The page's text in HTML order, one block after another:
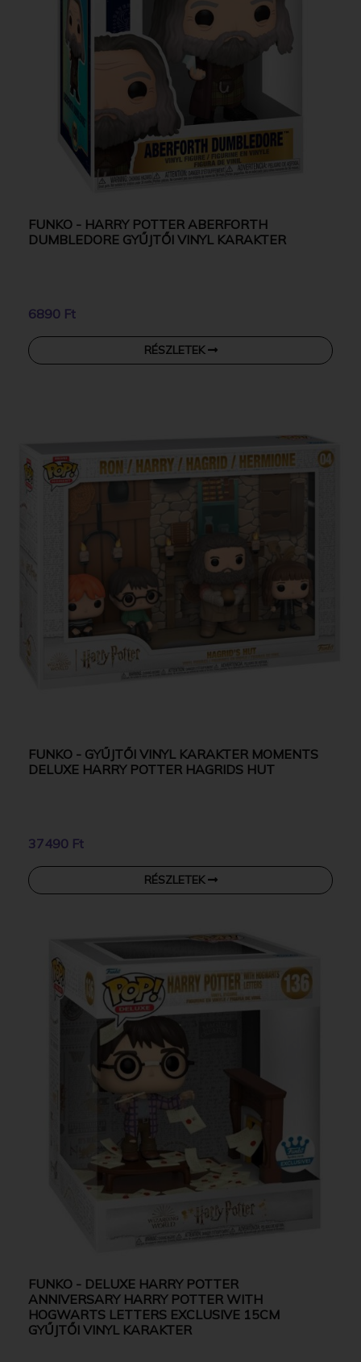
FUNKO - HARRY POTTER ABERFORTH
DUMBLEDORE GYŰJTŐI VINYL KARAKTER
6890 Ft
RÉSZLETEK
FUNKO - GYŰJTŐI VINYL KARAKTER MOMENTS
DELUXE HARRY POTTER HAGRIDS HUT
37490 Ft
RÉSZLETEK
FUNKO - DELUXE HARRY POTTER
ANNIVERSARY HARRY POTTER WITH
HOGWARTS LETTERS EXCLUSIVE 15CM
GYŰJTŐI VINYL KARAKTER